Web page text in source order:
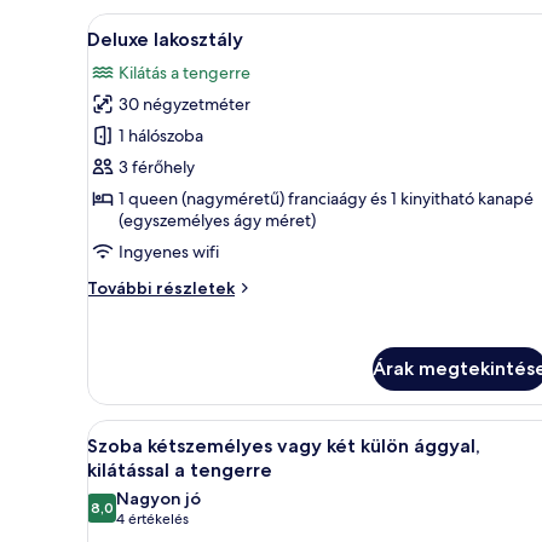
további
részletei
A
következő
szoba
összes
képének
megtekintése:
Deluxe
lakosztály
Egy gondosan megterített
7
Deluxe lakosztály
Kilátás a tengerre
30 négyzetméter
1 hálószoba
3 férőhely
1 queen (nagyméretű) franciaágy és 1 kinyitható kanapé
(egyszemélyes ágy méret)
Ingyenes wifi
További részletek
Deluxe
Árak
A
következő
szoba
összes
Egy hálószoba, amelyben
5
Szoba kétszemélyes vagy két külön ággyal,
kilátással a tengerre
8,010-ből 8,0
Nagyon jó
4 értékelés
(4